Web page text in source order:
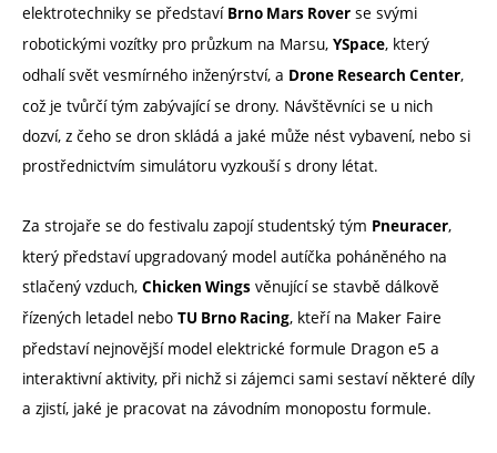
elektrotechniky se představí Brno Mars Rover se svými
robotickými vozítky pro průzkum na Marsu, YSpace, který
odhalí svět vesmírného inženýrství, a Drone Research Center,
což je tvůrčí tým zabývající se drony. Návštěvníci se u nich
dozví, z čeho se dron skládá a jaké může nést vybavení, nebo si
prostřednictvím simulátoru vyzkouší s drony létat.
Za strojaře se do festivalu zapojí studentský tým Pneuracer,
který představí upgradovaný model autíčka poháněného na
stlačený vzduch, Chicken Wings věnující se stavbě dálkově
řízených letadel nebo TU Brno Racing, kteří na Maker Faire
představí nejnovější model elektrické formule Dragon e5 a
interaktivní aktivity, při nichž si zájemci sami sestaví některé díly
a zjistí, jaké je pracovat na závodním monopostu formule.